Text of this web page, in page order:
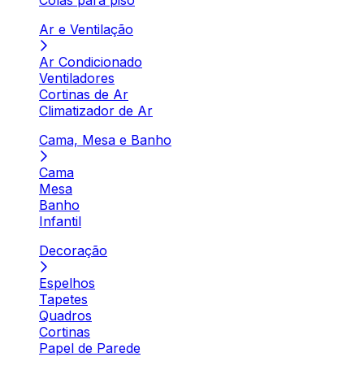
Ar e Ventilação
Ar Condicionado
Ventiladores
Cortinas de Ar
Climatizador de Ar
Cama, Mesa e Banho
Cama
Mesa
Banho
Infantil
Decoração
Espelhos
Tapetes
Quadros
Cortinas
Papel de Parede